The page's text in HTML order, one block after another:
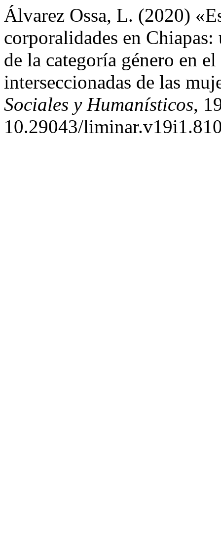
Álvarez Ossa, L. (2020)
corporalidades en
de la categoría género en
interseccionadas de las
Sociales y Humanísticos,
10.29043/